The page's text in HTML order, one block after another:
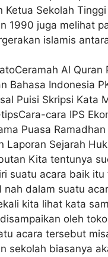
Ketua Sekolah
1990 juga melihat
islamis
Al Quran
Bahasa Indonesia
Puisi Skripsi Kata
cara IPS
Puasa Ramadhan
Laporan Sejarah
Kita tentunya
suatu acara baik itu
nah dalam suatu
kita lihat kata
oleh
acara tersebut
sekolah biasanya